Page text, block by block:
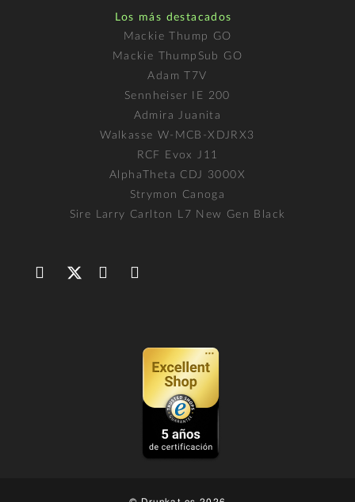
Los más destacados
Mackie Thump GO
Mackie ThumpSub GO
Adam T7V
Sennheiser IE 200
Admira Juanita
Walkasse W-MCB-XDJRX3
RCF Evox J11
AlphaTheta CDJ 3000X
Strymon Canoga
Sire Larry Carlton L7 New Gen Black